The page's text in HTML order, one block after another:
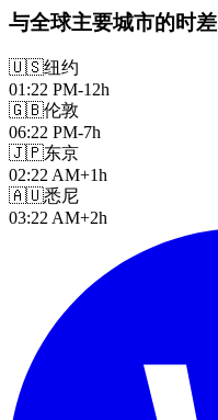
与全球主要城市的时差
🇺🇸纽约
01:22 PM-12h
🇬🇧伦敦
06:22 PM-7h
🇯🇵东京
02:22 AM+1h
🇦🇺悉尼
03:22 AM+2h